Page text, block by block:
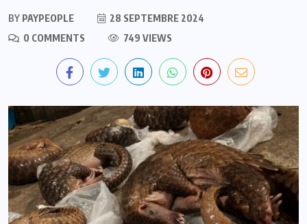
BY PAYPEOPLE
28 SEPTEMBRE 2024
0 COMMENTS
749 VIEWS